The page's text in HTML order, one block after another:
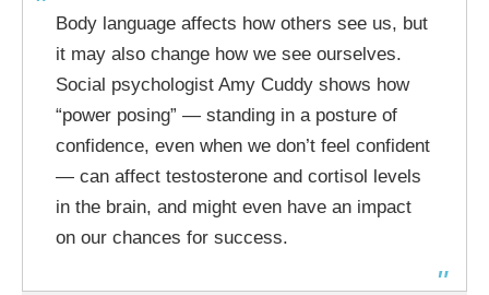
Body language affects how others see us, but
it may also change how we see ourselves.
Social psychologist Amy Cuddy shows how
“power posing” — standing in a posture of
confidence, even when we don’t feel confident
— can affect testosterone and cortisol levels
in the brain, and might even have an impact
on our chances for success.